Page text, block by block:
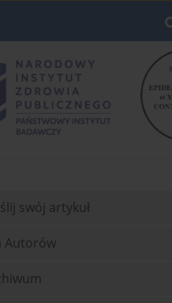
swój artykuł
Autorów